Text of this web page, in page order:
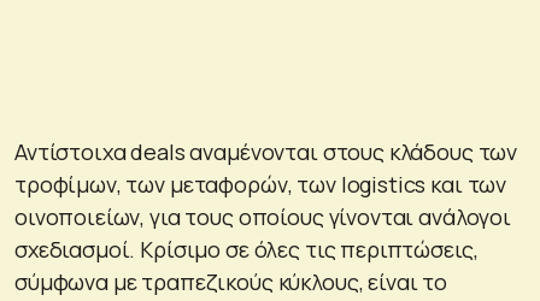
Αντίστοιχα deals αναμένονται στους κλάδους των
τροφίμων, των μεταφορών, των logistics και των
οινοποιείων, για τους οποίους γίνονται ανάλογοι
σχεδιασμοί. Κρίσιμο σε όλες τις περιπτώσεις,
σύμφωνα με τραπεζικούς κύκλους, είναι το